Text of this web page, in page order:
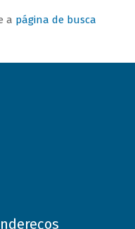
a página de busca